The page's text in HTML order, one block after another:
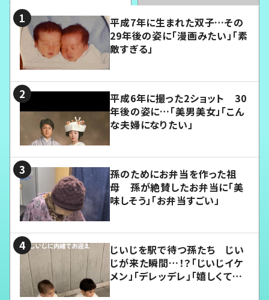
平成7年に生まれた双子…その
29年後の姿に「漫画みたい」「素
敵すぎる」
平成6年に撮った2ショット 30
年後の姿に…「美男美女」「こん
な夫婦になりたい」
孫のためにお弁当を作った祖
母 孫が絶賛したお弁当に「美
味しそう」「お弁当すごい」
じいじを駅で待つ孫たち じい
じが来た瞬間…！？「じいじイケ
メン」「デレッデレ」「嬉しくて可